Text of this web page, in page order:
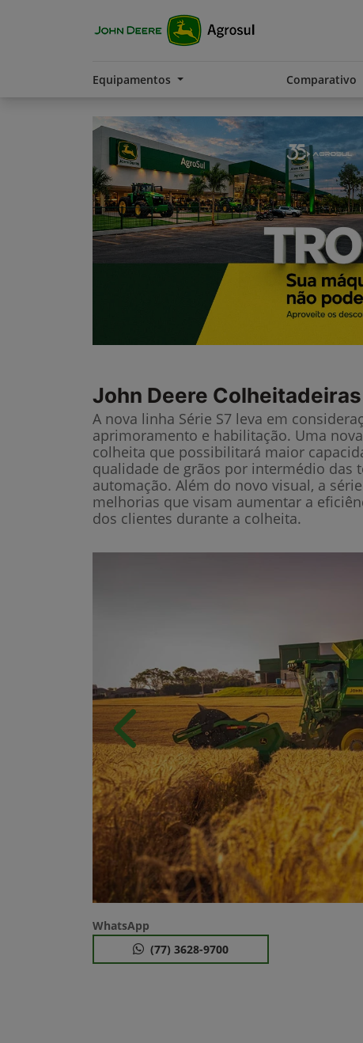
Equipamentos Comparativo
John Deere
A nova linha Série S7 leva em
aprimoramento e habilitação. Uma
colheita que possibilitará maior
qualidade de grãos por intermédio das
automação. Além do novo visual, a
melhorias que visam aumentar a
dos clientes durante a colheita.
Anterior
WhatsApp
(77) 3628-9700